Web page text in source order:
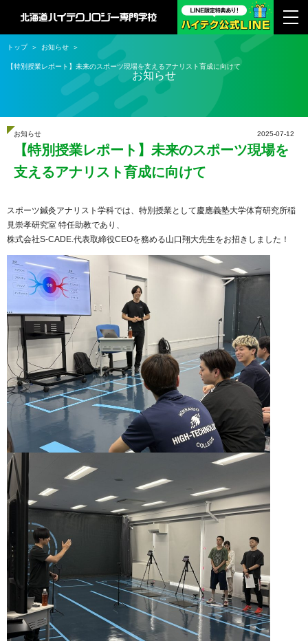
お知らせ
トップ お知らせ
【特別授業レポート】未来のスポーツ現場を支えるアナリスト育成に向けて
2025-07-12
お知らせ
【特別授業レポート】未来のスポーツ現場を
支えるアナリスト育成に向けて
スポーツ鍼灸アナリスト学科では、特別授業として慶應義塾大学体育研究所稲
見崇孝研究室 特任助教であり、
株式会社S-CADE.代表取締役CEOを務める山口翔大先生をお招きしました！